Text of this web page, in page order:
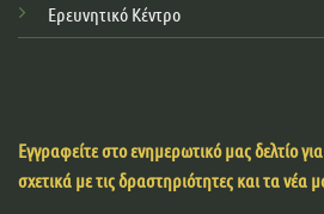
Ερευνητικό Κέντρο
Εγγραφείτε στο ενημερωτικό μας δελτίο
σχετικά με τις δραστηριότητες και τα νέα